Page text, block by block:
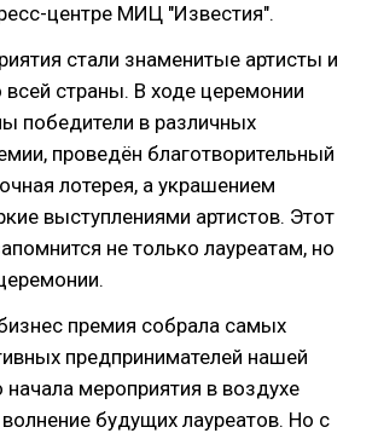
центре МИЦ "Известия".
стали знаменитые артисты и
страны. В ходе церемонии
победители в различных
проведён благотворительный
лотерея, а украшением
выступлениями артистов. Этот
не только лауреатам, но
премия собрала самых
предпринимателей нашей
мероприятия в воздухе
будущих лауреатов. Но с